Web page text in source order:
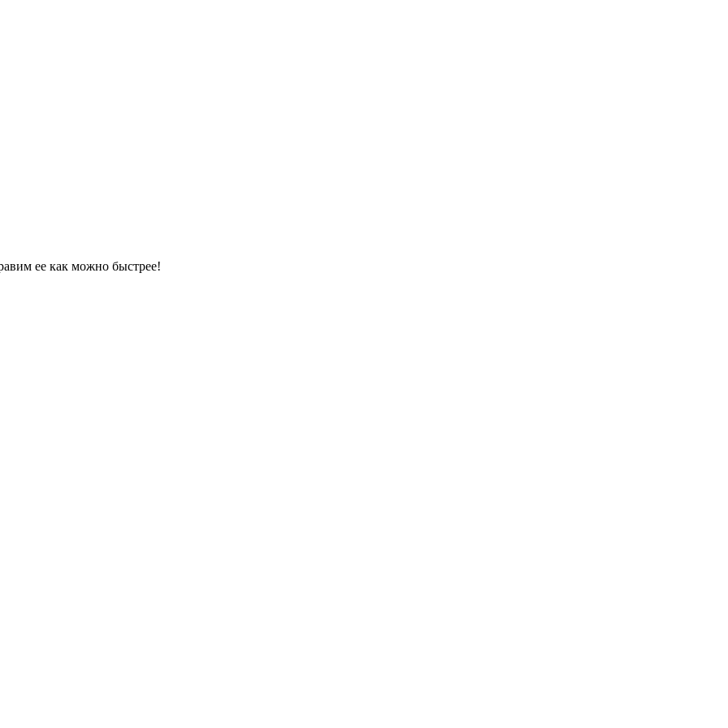
ее как можно быстрее!